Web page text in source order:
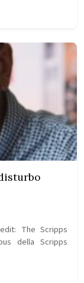
The Scripps
della Scripps